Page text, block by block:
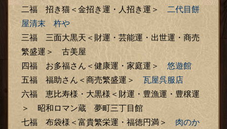
二福 招き猫＜金招き運・人招き運＞
二代目餅
屋清末 杵や
三福 三面大黒天＜財運・芸能運・出世運・商売
繁盛運＞ 古美屋
四福 お多福さん＜健康運・家庭運＞ 悠遊館
五福 福助さん＜商売繁盛運＞ 瓦屋呉服店
六福 恵比寿様・大黒様＜財運・豊漁運・豊穣運
＞ 昭和ロマン蔵 夢町三丁目館
七福 布袋様＜富貴繁栄運・福徳円満＞ 肉のか